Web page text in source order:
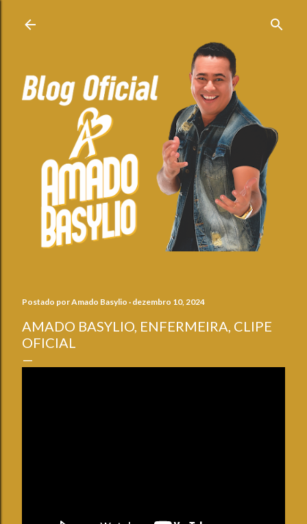
Postado porAmado Basylio dezembro 10, 2024
AMADO BASYLIO, ENFERMEIRA, CLIPE
OFICIAL